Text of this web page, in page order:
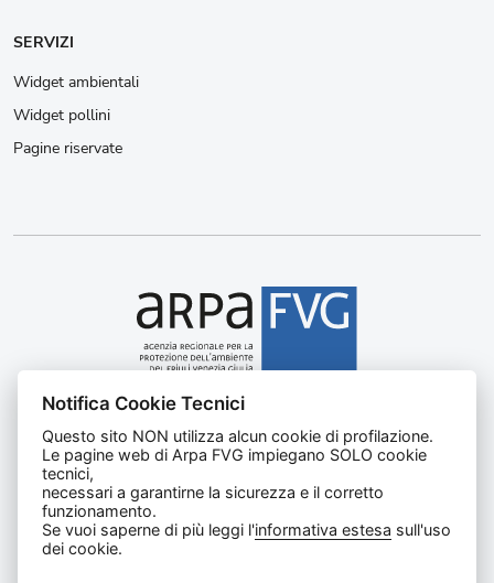
SERVIZI
Widget ambientali
Widget pollini
Pagine riservate
Agenzia regionale per la protezione dell’ambiente del
Friuli Venezia Giulia
C.F. e P. IVA 02096520305
Tel 0432 1918111
Notifica Cookie Tecnici
Questo sito NON utilizza alcun cookie di profilazione.
Le pagine web di Arpa FVG impiegano SOLO cookie
tecnici,
necessari a garantirne la sicurezza e il corretto
funzionamento.
Se vuoi saperne di più leggi l'informativa estesa sull'uso
dei cookie.